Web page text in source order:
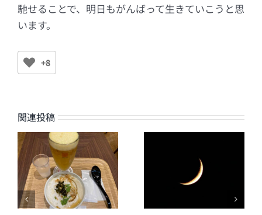
馳せることで、明日もがんばって生きていこうと思
います。
+8
関連投稿